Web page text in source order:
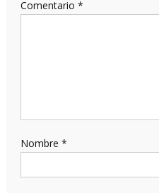
Comentario *
Nombre *